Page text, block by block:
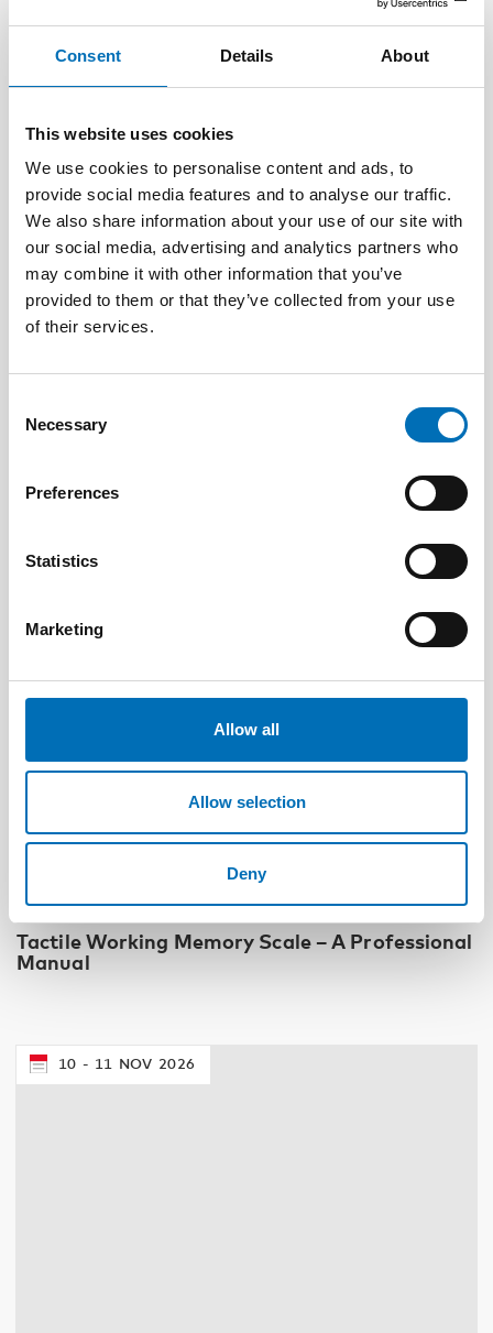
Consent Details About
This website uses cookies
We use cookies to personalise content and ads, to
provide social media features and to analyse our traffic.
We also share information about your use of our site with
our social media, advertising and analytics partners who
may combine it with other information that you’ve
provided to them or that they’ve collected from your use
of their services.
Selection
Necessary
Preferences
Statistics
Marketing
Allow all
Allow selection
Deny
Tactile transition – experiences shared by
persons with acquired deafblindness
14 Jan 2020
Tactile Working Memory Scale – A Professional
Manual
10 11 NOV 2026